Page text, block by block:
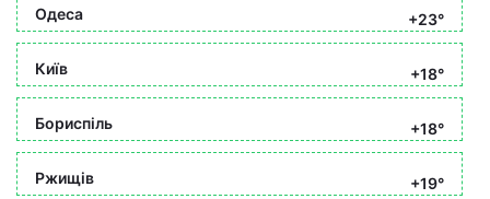
Одеса +23°
Київ +18°
Бориспіль +18°
Ржищів +19°